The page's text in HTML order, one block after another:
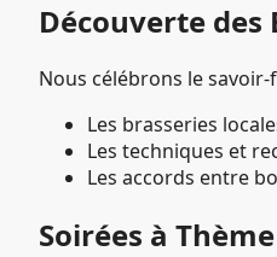
Découverte
Nous célébrons le
Les brasseries
Les techniques et
Les accords entre
Soirées à